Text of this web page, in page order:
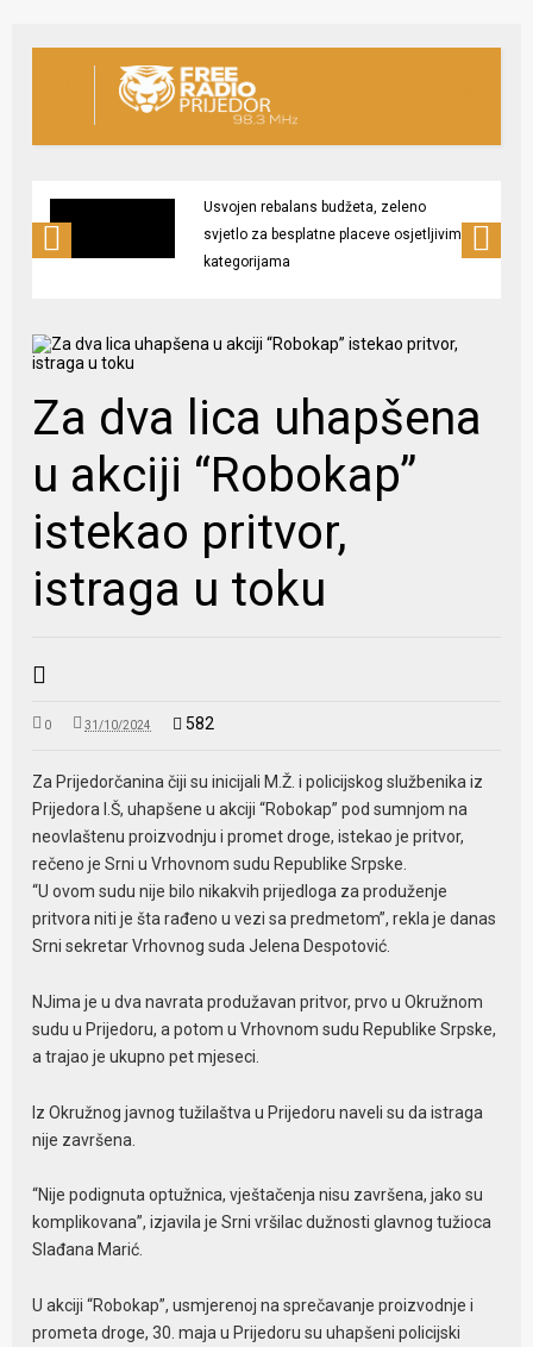
Usvojen rebalans budžeta, zeleno
svjetlo za besplatne placeve osjetljivim
kategorijama
Za dva lica uhapšena
u akciji “Robokap”
istekao pritvor,
istraga u toku
0 31/10/2024 582
Za Prijedorčanina čiji su inicijali M.Ž. i policijskog službenika iz
Prijedora I.Š, uhapšene u akciji “Robokap” pod sumnjom na
neovlaštenu proizvodnju i promet droge, istekao je pritvor,
rečeno je Srni u Vrhovnom sudu Republike Srpske.
“U ovom sudu nije bilo nikakvih prijedloga za produženje
pritvora niti je šta rađeno u vezi sa predmetom”, rekla je danas
Srni sekretar Vrhovnog suda Jelena Despotović.
NJima je u dva navrata produžavan pritvor, prvo u Okružnom
sudu u Prijedoru, a potom u Vrhovnom sudu Republike Srpske,
a trajao je ukupno pet mjeseci.
Iz Okružnog javnog tužilaštva u Prijedoru naveli su da istraga
nije završena.
“Nije podignuta optužnica, vještačenja nisu završena, jako su
komplikovana”, izjavila je Srni vršilac dužnosti glavnog tužioca
Slađana Marić.
U akciji “Robokap”, usmjerenoj na sprečavanje proizvodnje i
prometa droge, 30. maja u Prijedoru su uhapšeni policijski